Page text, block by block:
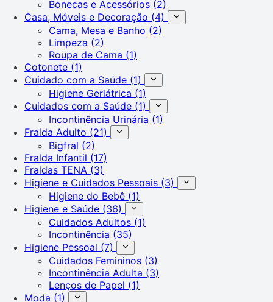
Bonecas e Acessórios (2)
Casa, Móveis e Decoração (4)
Cama, Mesa e Banho (2)
Limpeza (2)
Roupa de Cama (1)
Cotonete (1)
Cuidado com a Saúde (1)
Higiene Geriátrica (1)
Cuidados com a Saúde (1)
Incontinência Urinária (1)
Fralda Adulto (21)
Bigfral (2)
Fralda Infantil (17)
Fraldas TENA (3)
Higiene e Cuidados Pessoais (3)
Higiene do Bebê (1)
Higiene e Saúde (36)
Cuidados Adultos (1)
Incontinência (35)
Higiene Pessoal (7)
Cuidados Femininos (3)
Incontinência Adulta (3)
Lenços de Papel (1)
Moda (1)